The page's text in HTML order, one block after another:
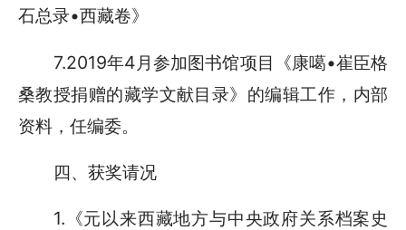
石总录•西藏卷》
7.2019年4月参加图书馆项目《康噶•崔臣格
桑教授捐赠的藏学文献目录》的编辑工作，内部
资料，任编委。
四、获奖请况
1.《元以来西藏地方与中央政府关系档案史